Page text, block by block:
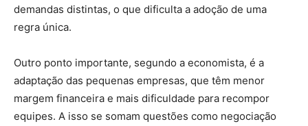
demandas distintas, o que dificulta a adoção de uma
regra única.
Outro ponto importante, segundo a economista, é a
adaptação das pequenas empresas, que têm menor
margem financeira e mais dificuldade para recompor
equipes. A isso se somam questões como negociação